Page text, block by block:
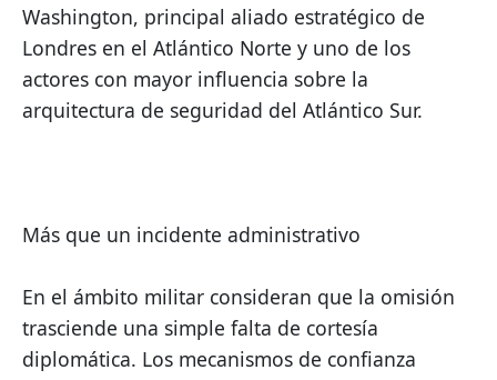
Washington, principal aliado estratégico de
Londres en el Atlántico Norte y uno de los
actores con mayor influencia sobre la
arquitectura de seguridad del Atlántico Sur.
Más que un incidente administrativo
En el ámbito militar consideran que la omisión
trasciende una simple falta de cortesía
diplomática. Los mecanismos de confianza